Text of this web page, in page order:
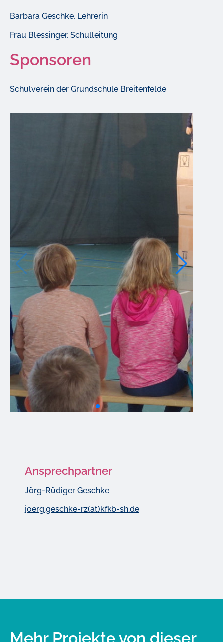
Barbara Geschke, Lehrerin
Frau Blessinger, Schulleitung
Sponsoren
Schulverein der Grundschule Breitenfelde
Ansprechpartner
Jörg-Rüdiger Geschke
joerg.geschke-rz(at)kfkb-sh.de
Mehr Projekte von dieser